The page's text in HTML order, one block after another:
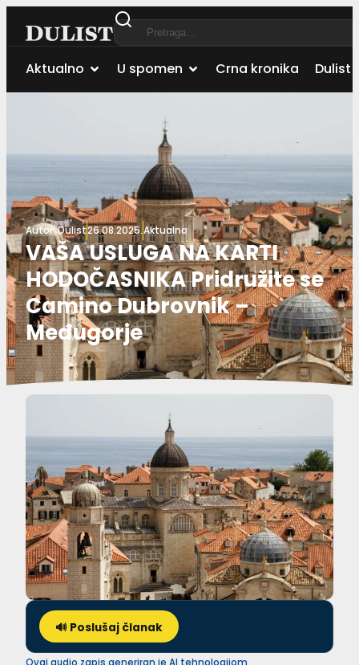
Aktualno U spomen Crna kronika Dulist
Autor:Dulist26.08.2025.Aktualno
VAŠA USLUGA NA KARTI
HODOČASNIKA Pridružite se
Camino Dubrovnik –
Međugorje
🔊 Poslušaj članak